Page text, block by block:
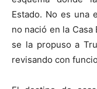
Estado. No es una
no nació en la Casa
se la propuso a
revisando con